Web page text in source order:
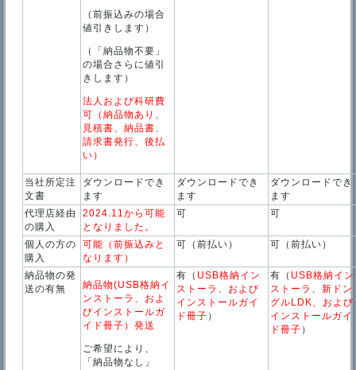
（前振込みの場合
値引きします）
（「納品物不要」
の場合さらに値引
きします）
法人および科研費
可（納品物あり、
見積書、納品書、
請求書発行、後払
い）
当社所定注
文書
ダウンロードでき
ます
ダウンロードでき
ます
ダウンロードでき
ます
代理店経由
の購入
2024.11から可能
となりました。
可 可
個人の方の
購入
可能 （前振込みと
なります）
可（前払い） 可（前払い）
納品物の発
送の有無
納品物(USB格納イ
ンストーラ、およ
びインストールガ
イド冊子）発送
ご希望により、
「納品物なし」
有（ USB格納イン
ストーラ、および
インストールガイ
ド冊子 ）
有（ USB格納イン
ストーラ、新ドン
グルLDK、および
インストールガイ
ド冊子 ）